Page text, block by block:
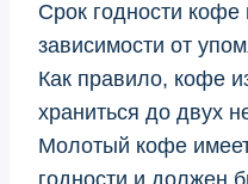
Срок годности кофе
зависимости от
Как правило, кофе
храниться до двух
Молотый кофе
годности и должен